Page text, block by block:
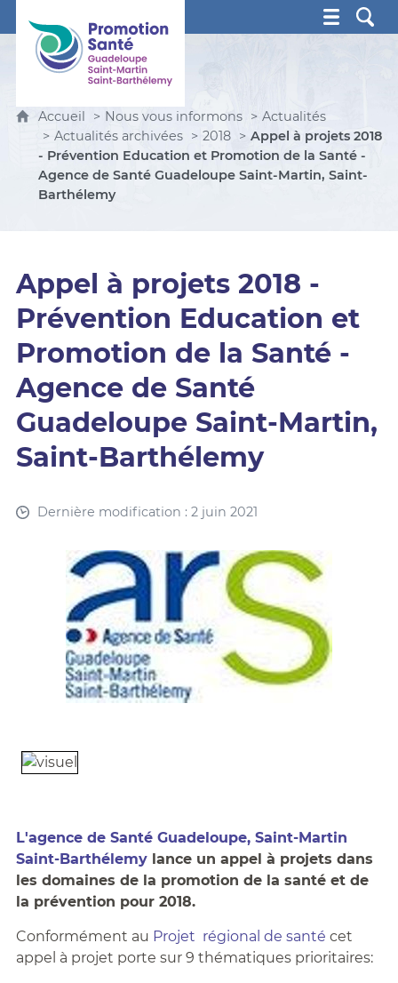
Promotion Santé Guadeloupe, Saint-Martin, Saint
Accueil Nous vous informons
Actualités
Actualités archivées
2018
Appel à projets 2018
- Prévention Education et Promotion de la Santé -
Agence de Santé Guadeloupe Saint-Martin, Saint-
Barthélemy
Appel à projets 2018 -
Prévention Education et
Promotion de la Santé -
Agence de Santé
Guadeloupe Saint-Martin,
Saint-Barthélemy
Dernière modification : 2 juin 2021
L'agence de Santé Guadeloupe, Saint-Martin
Saint-Barthélemylance un appel à projets dans
les domaines de la promotion de la santé et de
la prévention pour 2018.
Conformément au Projet régional de santé cet
appel à projet porte sur 9 thématiques prioritaires: